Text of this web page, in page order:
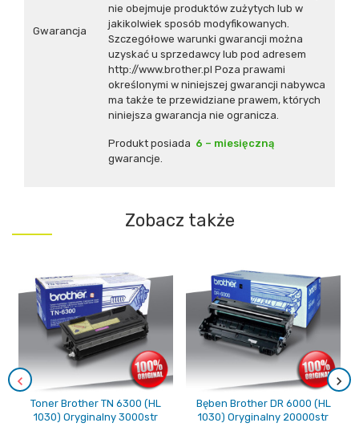
Gwarancja
nie obejmuje produktów zużytych lub w
jakikolwiek sposób modyfikowanych.
Szczegółowe warunki gwarancji można
uzyskać u sprzedawcy lub pod adresem
http://www.brother.pl Poza prawami
określonymi w niniejszej gwarancji nabywca
ma także te przewidziane prawem, których
niniejsza gwarancja nie ogranicza.
Produkt posiada 6 – miesięczną
gwarancje.
Zobacz także
Toner Brother TN 6300 (HL
1030) Oryginalny 3000str
Bęben Brother DR 6000 (HL
1030) Oryginalny 20000str